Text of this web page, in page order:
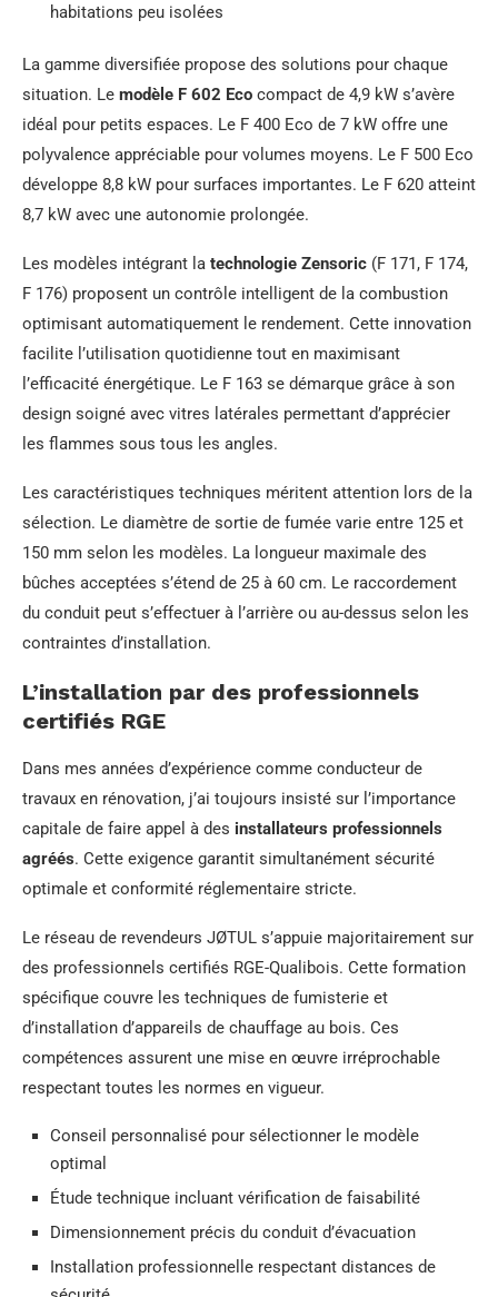
habitations peu isolées
La gamme diversifiée propose des solutions pour chaque
situation. Le modèle F 602 Eco compact de 4,9 kW s’avère
idéal pour petits espaces. Le F 400 Eco de 7 kW offre une
polyvalence appréciable pour volumes moyens. Le F 500 Eco
développe 8,8 kW pour surfaces importantes. Le F 620 atteint
8,7 kW avec une autonomie prolongée.
Les modèles intégrant la technologie Zensoric (F 171, F 174,
F 176) proposent un contrôle intelligent de la combustion
optimisant automatiquement le rendement. Cette innovation
facilite l’utilisation quotidienne tout en maximisant
l’efficacité énergétique. Le F 163 se démarque grâce à son
design soigné avec vitres latérales permettant d’apprécier
les flammes sous tous les angles.
Les caractéristiques techniques méritent attention lors de la
sélection. Le diamètre de sortie de fumée varie entre 125 et
150 mm selon les modèles. La longueur maximale des
bûches acceptées s’étend de 25 à 60 cm. Le raccordement
du conduit peut s’effectuer à l’arrière ou au-dessus selon les
contraintes d’installation.
L’installation par des professionnels
certifiés RGE
Dans mes années d’expérience comme conducteur de
travaux en rénovation, j’ai toujours insisté sur l’importance
capitale de faire appel à des installateurs professionnels
agréés. Cette exigence garantit simultanément sécurité
optimale et conformité réglementaire stricte.
Le réseau de revendeurs JØTUL s’appuie majoritairement sur
des professionnels certifiés RGE-Qualibois. Cette formation
spécifique couvre les techniques de fumisterie et
d’installation d’appareils de chauffage au bois. Ces
compétences assurent une mise en œuvre irréprochable
respectant toutes les normes en vigueur.
Conseil personnalisé pour sélectionner le modèle
optimal
Étude technique incluant vérification de faisabilité
Dimensionnement précis du conduit d’évacuation
Installation professionnelle respectant distances de